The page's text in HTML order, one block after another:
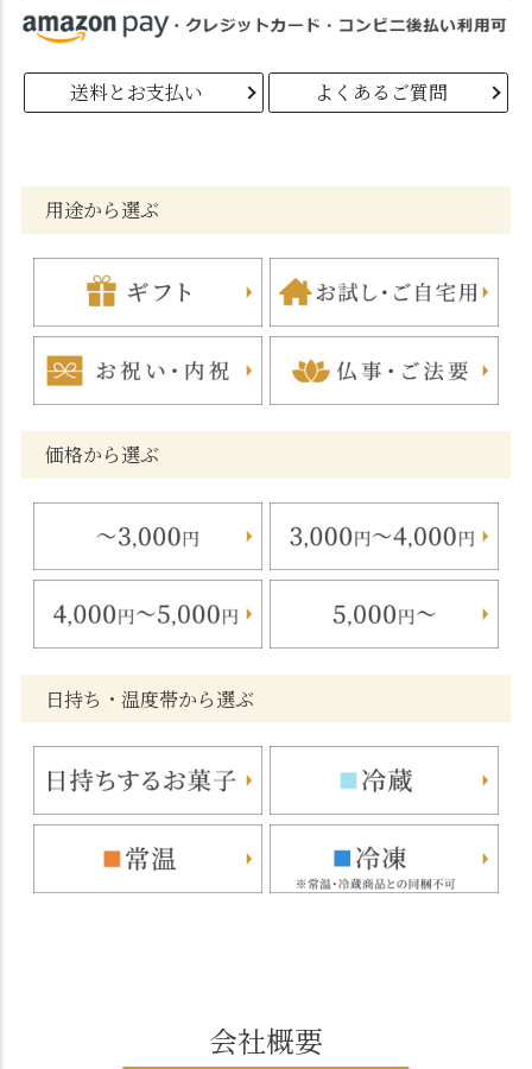
送料とお支払い よくあるご質問
用途から選ぶ
価格から選ぶ
日持ち・温度帯から選ぶ
会社概要